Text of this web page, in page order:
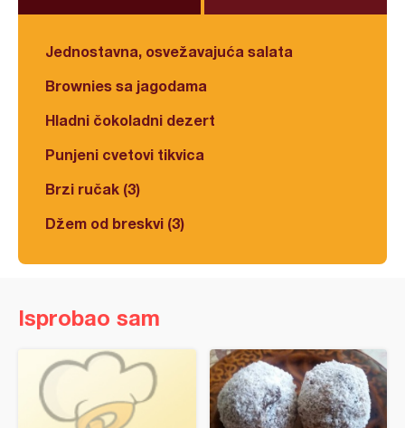
Jednostavna, osvežavajuća salata
Brownies sa jagodama
Hladni čokoladni dezert
Punjeni cvetovi tikvica
Brzi ručak (3)
Džem od breskvi (3)
Isprobao sam